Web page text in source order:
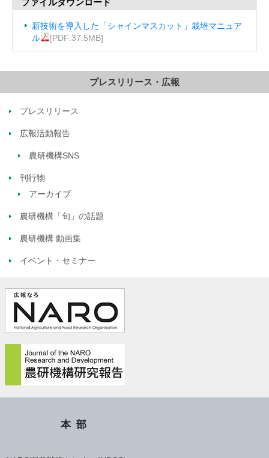
ファイルダウンロード
新技術を導入した「シャインマスカット」栽培マニュア
ル
[PDF:37.5MB]
プレスリリース・広報
プレスリリース
広報活動報告
農研機構SNS
刊行物
アーカイブ
農研機構「旬」の話題
農研機構 動画集
イベント・セミナー
本部